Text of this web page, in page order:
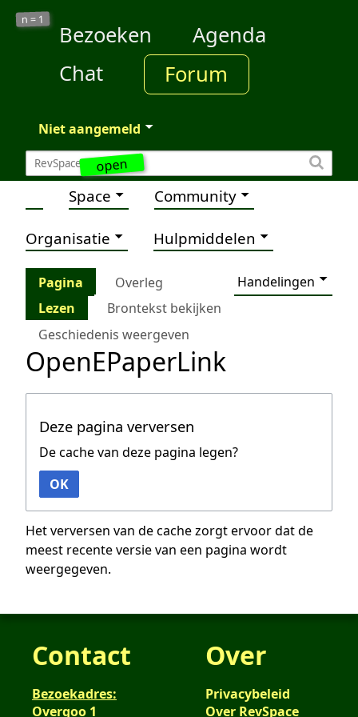
open
n = 1
Bezoeken
Agenda
Chat
Forum
Niet aangemeld
Space Community
Organisatie Hulpmiddelen
Pagina Overleg
Handelingen
Lezen
Brontekst bekijken
Geschiedenis weergeven
OpenEPaperLink
Deze pagina verversen
De cache van deze pagina legen?
OK
Het verversen van de cache zorgt ervoor dat de
meest recente versie van een pagina wordt
weergegeven.
Contact
Bezoekadres:
Overgoo 1
Over
Privacybeleid
Over RevSpace